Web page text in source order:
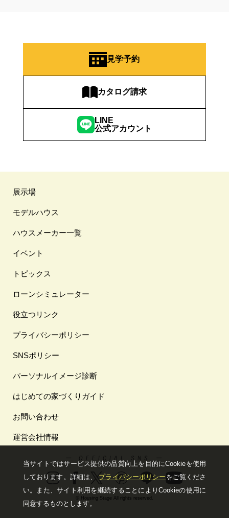
見学予約
カタログ請求
LINE
公式アカウント
展示場
モデルハウス
ハウスメーカー一覧
イベント
トピックス
ローンシミュレーター
役立つリンク
プライバシーポリシー
SNSポリシー
パーソナルイメージ診断
はじめての家づくりガイド
お問い合わせ
運営会社情報
ー OFFICIAL SNS ー
© Housing Stage All rights reserved.
当サイトではサービス提供の品質向上を⽬的にCookieを使⽤
しております。詳細は、プライバシーポリシー をご覧くださ
い。
また、サイト利⽤を継続することによりCookieの使⽤に
同意するものとします。